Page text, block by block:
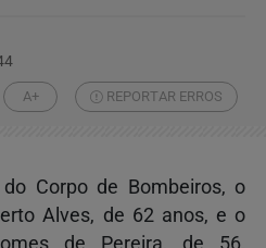
A+ REPORTAR ERROS
Corpo de Bombeiros, o
Alves, de 62 anos, e o
de Pereira, de 56,